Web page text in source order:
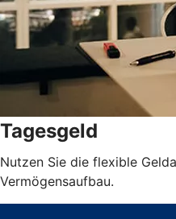
Tagesgeld
Nutzen Sie die flexible
Vermögensaufbau.